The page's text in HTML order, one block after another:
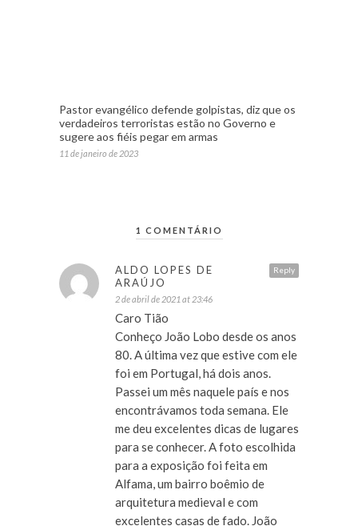
Pastor evangélico defende golpistas, diz que os
verdadeiros terroristas estão no Governo e
sugere aos fiéis pegar em armas
11 de janeiro de 2023
1 COMENTÁRIO
Reply
ALDO LOPES DE
ARAÚJO
2 de abril de 2021 at 23:46
Caro Tião
Conheço João Lobo desde os anos
80. A última vez que estive com ele
foi em Portugal, há dois anos.
Passei um mês naquele país e nos
encontrávamos toda semana. Ele
me deu excelentes dicas de lugares
para se conhecer. A foto escolhida
para a exposição foi feita em
Alfama, um bairro boêmio de
arquitetura medieval e com
excelentes casas de fado. João